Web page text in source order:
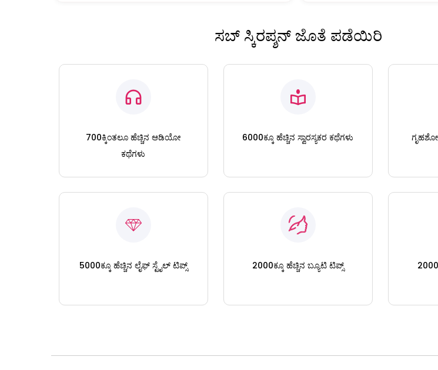
ಸಬ್ ಸ್ಕಿರಪ್ಶನ್ ಜೊತೆ ಪಡೆಯಿರಿ
700ಕ್ಕಿಂತಲೂ ಹೆಚ್ಚಿನ ಆಡಿಯೋ
ಕಥೆಗಳು
6000ಕ್ಕೂ ಹೆಚ್ಚಿನ ಸ್ವಾರಸ್ಯಕರ ಕಥೆಗಳು
5000ಕ್ಕೂ ಹೆಚ್ಚಿನ ಲೈಫ್ ಸ್ಟೈಲ್ ಟಿಪ್ಸ್ 2000ಕ್ಕೂ ಹೆಚ್ಚಿನ ಬ್ಯೂಟಿ ಟಿಪ್ಸ್